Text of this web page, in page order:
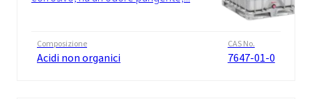
Composizione
Acidi non organici
CAS No.
7647-01-0